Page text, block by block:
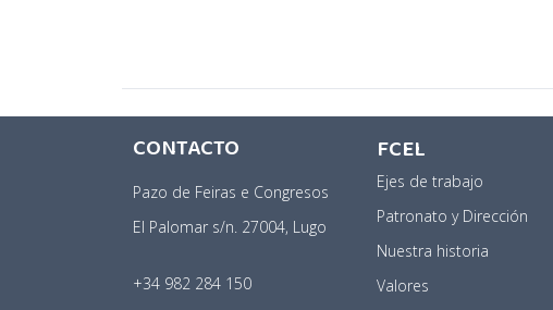
CONTACTO
Pazo de Feiras e Congresos
El Palomar s/n. 27004, Lugo
+34 982 284 150
FCEL
Ejes de trabajo
Patronato y Dirección
Nuestra historia
Valores